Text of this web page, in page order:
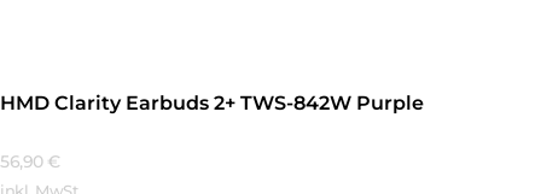
HMD Clarity Earbuds 2+ TWS-842W Purple
56,90 €